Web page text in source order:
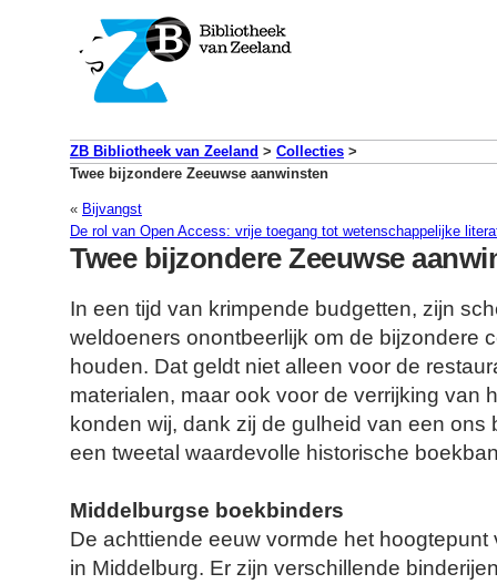
ZB Bibliotheek van Zeeland > Collecties >
Twee bijzondere Zeeuwse aanwinsten
« Bijvangst
De rol van Open Access: vrije toegang tot wetenschappelijke
Twee bijzondere Zeeuwse
In een tijd van krimpende budgetten, zijn
weldoeners onontbeerlijk om de bijzondere
houden. Dat geldt niet alleen voor de
materialen, maar ook voor de verrijking van
konden wij, dank zij de gulheid van een ons
een tweetal waardevolle historische
Middelburgse boekbinders
De achttiende eeuw vormde het
in Middelburg. Er zijn verschillende